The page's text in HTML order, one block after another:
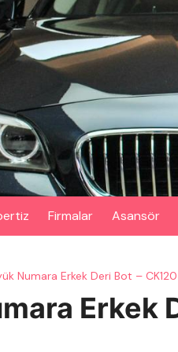
Firmalar Asansör
Numara Erkek Deri Bot –
Erkek